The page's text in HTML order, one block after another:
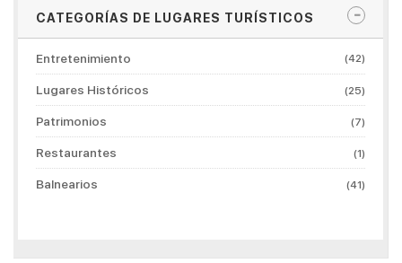
CATEGORÍAS DE LUGARES TURÍSTICOS
Entretenimiento (42)
Lugares Históricos (25)
Patrimonios (7)
Restaurantes (1)
Balnearios (41)